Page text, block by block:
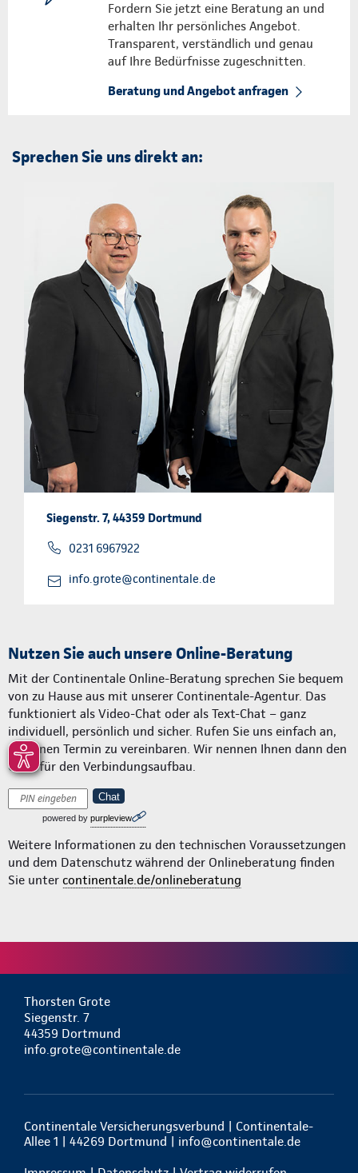
Fordern Sie jetzt eine Beratung an und
erhalten Ihr persönliches Angebot.
Transparent, verständlich und genau
auf Ihre Bedürfnisse zugeschnitten.
Beratung und Angebot anfragen
Sprechen Sie uns direkt an:
Siegenstr. 7, 44359 Dortmund
0231 6967922
info.grote@continentale.de
Nutzen Sie auch unsere Online-Beratung
Mit der Continentale Online-Beratung sprechen Sie bequem
von zu Hause aus mit unserer Continentale-Agentur. Das
funktioniert als Video-Chat oder als Text-Chat – ganz
individuell, persönlich und sicher. Rufen Sie uns einfach an,
um einen Termin zu vereinbaren. Wir nennen Ihnen dann den
Code für den Verbindungsaufbau.
Chat
powered by purpleview
Weitere Informationen zu den technischen Voraussetzungen
und dem Datenschutz während der Onlineberatung finden
Sie unter continentale.de/onlineberatung
Thorsten Grote
Siegenstr. 7
44359 Dortmund
info.grote@continentale.de
Continentale Versicherungsverbund | Continentale-
Allee 1 | 44269 Dortmund | info@continentale.de